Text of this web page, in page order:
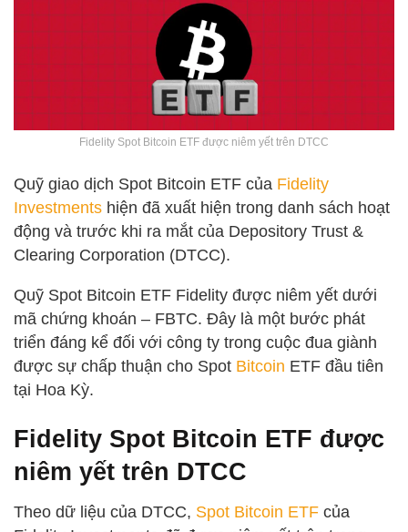
Fidelity Spot Bitcoin ETF được niêm yết trên DTCC
Quỹ giao dịch Spot Bitcoin ETF của Fidelity
Investments hiện đã xuất hiện trong danh sách hoạt
động và trước khi ra mắt của Depository Trust &
Clearing Corporation (DTCC).
Quỹ Spot Bitcoin ETF Fidelity được niêm yết dưới
mã chứng khoán – FBTC. Đây là một bước phát
triển đáng kể đối với công ty trong cuộc đua giành
được sự chấp thuận cho Spot Bitcoin ETF đầu tiên
tại Hoa Kỳ.
Fidelity Spot Bitcoin ETF được
niêm yết trên DTCC
Theo dữ liệu của DTCC, Spot Bitcoin ETF của